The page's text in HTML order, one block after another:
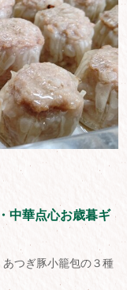
中華点心お歳暮ギ
つぎ豚小籠包の３種